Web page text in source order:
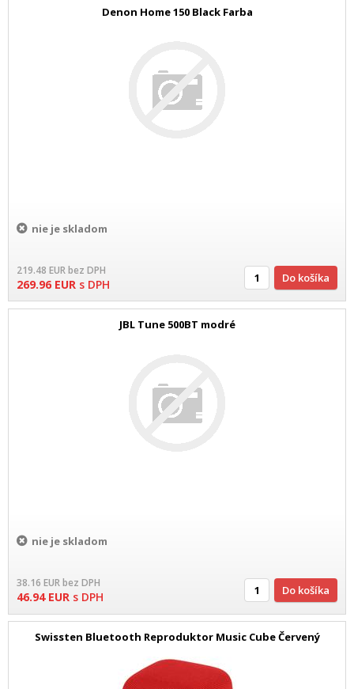
Denon Home 150 Black Farba
nie je skladom
219.48 EURbez DPH
269.96 EUR s DPH Do košíka
JBL Tune 500BT modré
nie je skladom
38.16 EURbez DPH
46.94EUR s DPH Do košíka
Swissten Bluetooth Reproduktor Music Cube Červený